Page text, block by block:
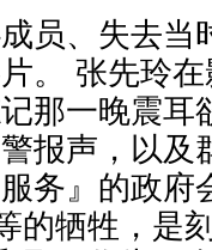
员、失去当
。 张先玲
那一晚震耳
报声，以及
务』的政府
的牺牲，是